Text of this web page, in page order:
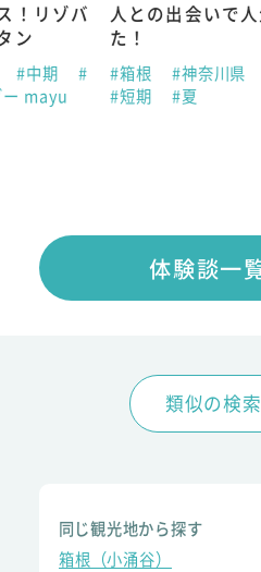
！リゾバ
ン
#中期
#
ー mayu
人との出会いで
た！
#箱根 #神奈川県
#短期
#夏
体験談一
類似の検
同じ観光地から探す
箱根（小涌谷）